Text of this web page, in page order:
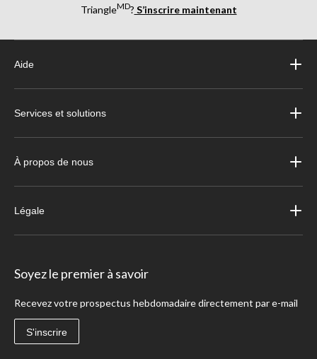
TriangleMD? S’inscrire maintenant
Aide
Services et solutions
À propos de nous
Légale
Soyez le premier à savoir
Recevez votre prospectus hebdomadaire directement par e-mail
S'inscrire